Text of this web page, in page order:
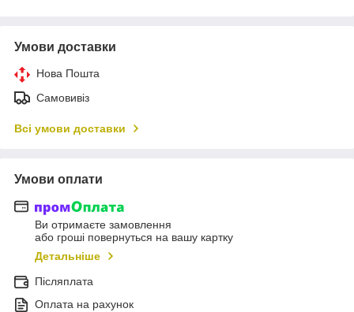
Умови доставки
Нова Пошта
Самовивіз
Всі умови доставки
Умови оплати
Ви отримаєте замовлення
або гроші повернуться на вашу картку
Детальніше
Післяплата
Оплата на рахунок